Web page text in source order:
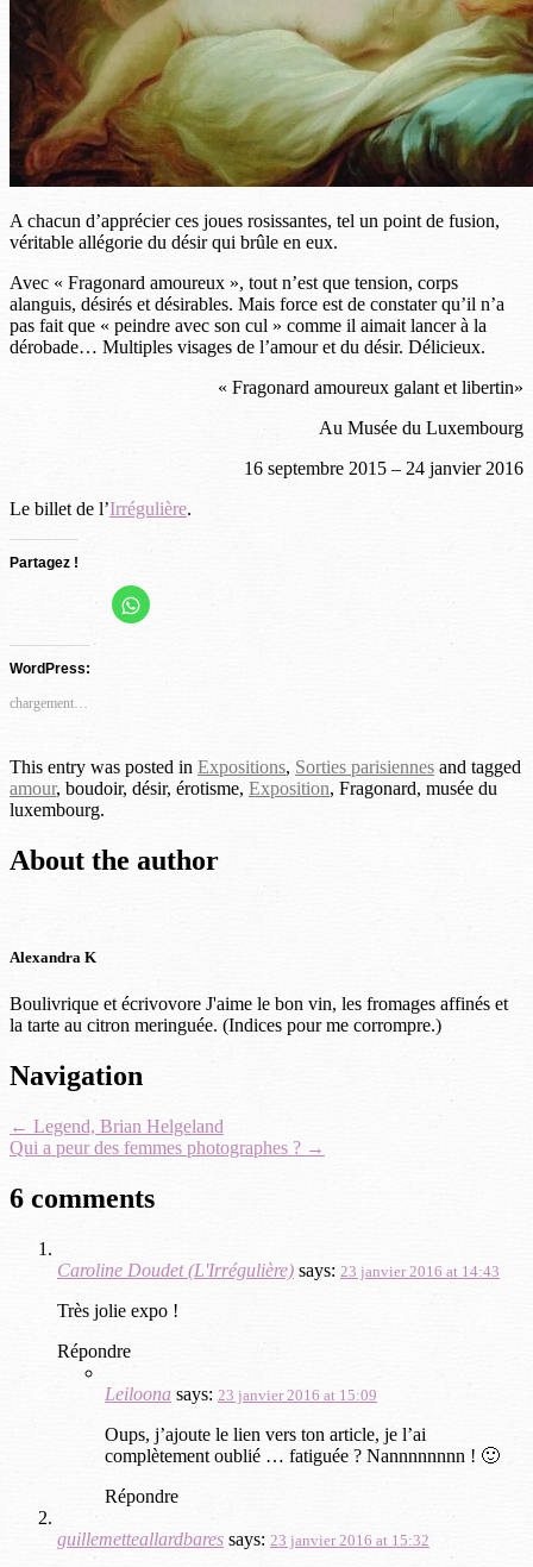
A chacun d’apprécier ces joues rosissantes, tel un point de fusion,
véritable allégorie du désir qui brûle en eux.
Avec « Fragonard amoureux », tout n’est que tension, corps
alanguis, désirés et désirables. Mais force est de constater qu’il n’a
pas fait que « peindre avec son cul » comme il aimait lancer à la
dérobade… Multiples visages de l’amour et du désir. Délicieux.
« Fragonard amoureux galant et libertin»
Au Musée du Luxembourg
16 septembre 2015 – 24 janvier 2016
Le billet de l’Irrégulière.
Partagez !
sur
Facebook(ouvre
nouvelle
fenêtre)
sur
Twitter(ouvre
nouvelle
fenêtre)
Cliquez
sur
Pinterest(ouvre
nouvelle
fenêtre)
Cliquez
nouvelle
fenêtre)
Cliquez
pour
WordPress:
chargement…
This entry was posted in Expositions, Sorties parisiennes and tagged
amour, boudoir, désir, érotisme, Exposition, Fragonard, musée du
luxembourg.
About the author
Alexandra K
Boulivrique et écrivovore J'aime le bon vin, les fromages affinés et
la tarte au citron meringuée. (Indices pour me corrompre.)
Post
Navigation
← Legend, Brian Helgeland
Qui a peur des femmes photographes ? →
6 comments
Caroline Doudet (L'Irrégulière) says: 23 janvier 2016 at 14:43
Très jolie expo !
Répondre
Leiloona says: 23 janvier 2016 at 15:09
Oups, j’ajoute le lien vers ton article, je l’ai
complètement oublié … fatiguée ? Nannnnnnnn ! 🙂
Répondre
guillemetteallardbares says: 23 janvier 2016 at 15:32